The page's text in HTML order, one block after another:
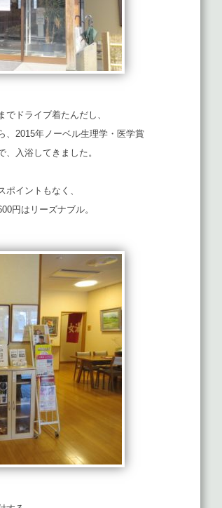
ドライブ着たんだし、
、2015年ノーベル生理学・医学賞
入浴してきました。
イントもなく、
円はリーズナブル。